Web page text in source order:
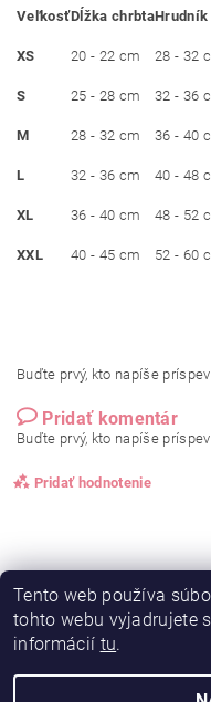
VeľkosťDĺžka chrbtaHrudník
XS 20 - 22 cm 28 - 32
S 25 - 28 cm 32 - 36
M 28 - 32 cm 36 - 40
L 32 - 36 cm 40 - 48
XL 36 - 40 cm 48 - 52
XXL 40 - 45 cm 52 - 60
Buďte prvý, kto napíše
Pridať komentár
Buďte prvý, kto napíše
Pridať hodnotenie
Tento web používa
tohto webu vyjadrujete
informácií tu.